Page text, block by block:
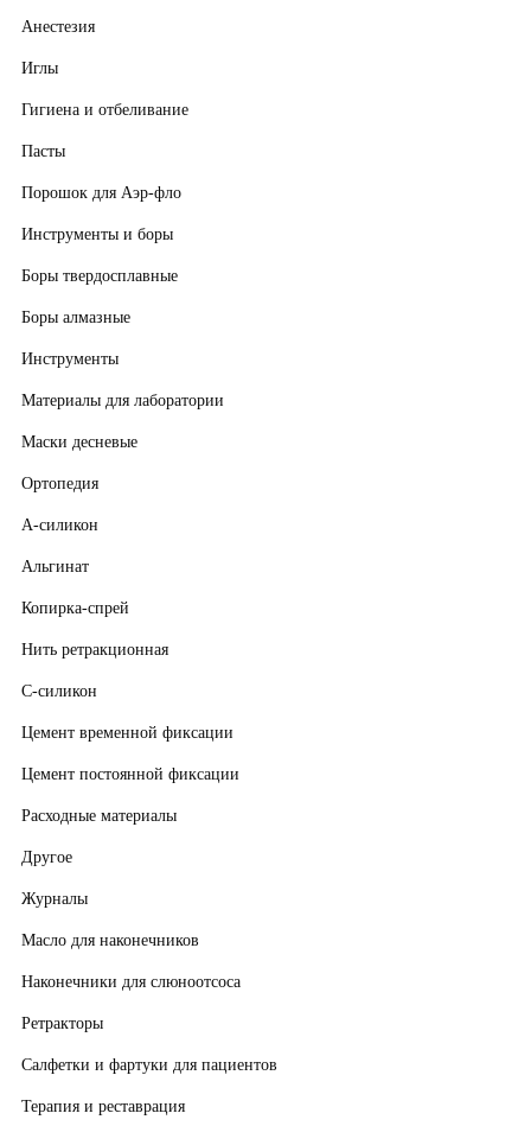
Анестезия
Иглы
Гигиена и отбеливание
Пасты
Порошок для Аэр-фло
Инструменты и боры
Боры твердосплавные
Боры алмазные
Инструменты
Материалы для лаборатории
Маски десневые
Ортопедия
А-силикон
Альгинат
Копирка-спрей
Нить ретракционная
С-силикон
Цемент временной фиксации
Цемент постоянной фиксации
Расходные материалы
Другое
Журналы
Масло для наконечников
Наконечники для слюноотсоса
Ретракторы
Салфетки и фартуки для пациентов
Терапия и реставрация